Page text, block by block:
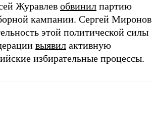
Журавлев обвинил партию
кампании. Сергей Миронов
этой политической силы
выявил активную
избирательные процессы.